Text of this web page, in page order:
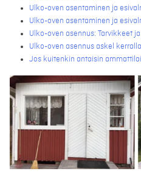
Ulko-oven asentaminen ja
Ulko-oven asentaminen ja
Ulko-oven asennus: Tarvikkeet
Ulko-oven asennus askel
Jos kuitenkin antaisin